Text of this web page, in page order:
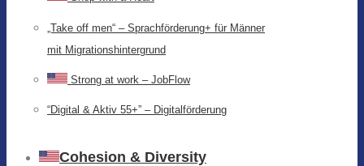
„Take off men“ – Sprachförderung+ für Männer
mit Migrationshintergrund
Strong at work – JobFlow
“Digital & Aktiv 55+” – Digitalförderung
Cohesion & Diversity